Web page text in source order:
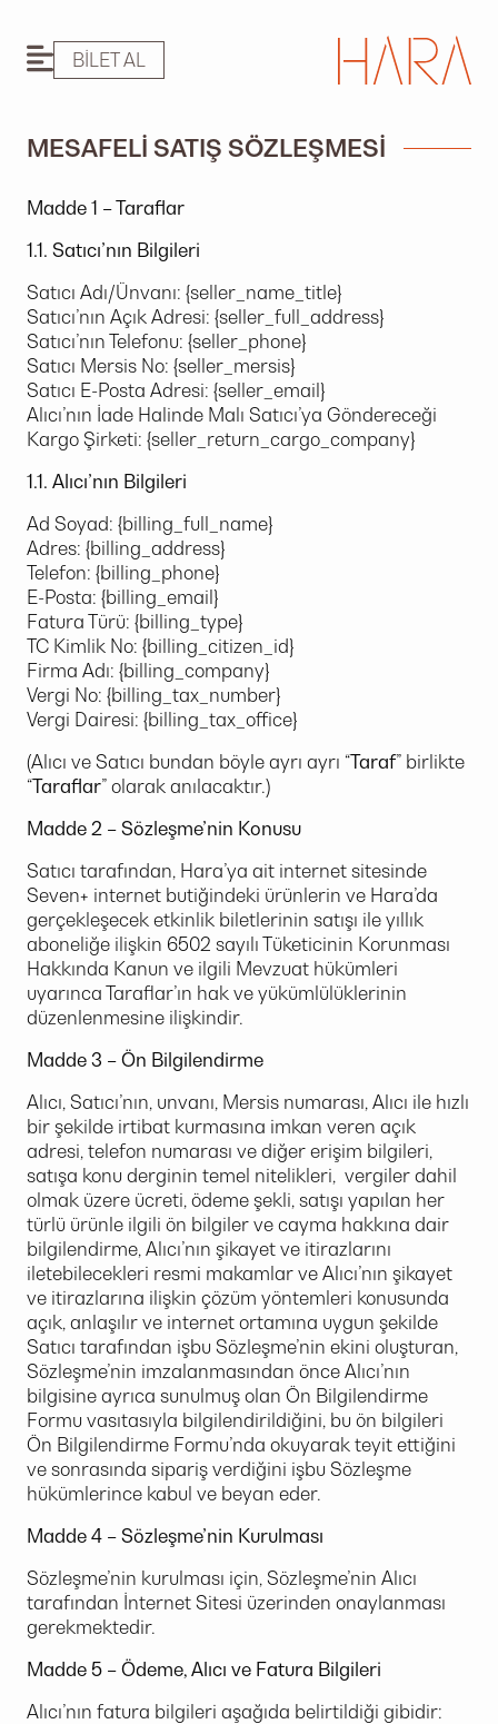
BILET AL
MESAFELI SATIŞ SÖZLEŞMESI
Madde 1 – Taraflar
1.1. Satıcı’nın Bilgileri
Satıcı Adı/Ünvanı: {seller_name_title}
Satıcı’nın Açık Adresi: {seller_full_address}
Satıcı’nın Telefonu: {seller_phone}
Satıcı Mersis No: {seller_mersis}
Satıcı E-Posta Adresi: {seller_email}
Alıcı’nın İade Halinde Malı Satıcı’ya Göndereceği
Kargo Şirketi: {seller_return_cargo_company}
1.1. Alıcı’nın Bilgileri
Ad Soyad: {billing_full_name}
Adres: {billing_address}
Telefon: {billing_phone}
E-Posta: {billing_email}
Fatura Türü: {billing_type}
TC Kimlik No: {billing_citizen_id}
Firma Adı: {billing_company}
Vergi No: {billing_tax_number}
Vergi Dairesi: {billing_tax_office}
(Alıcı ve Satıcı bundan böyle ayrı ayrı “Taraf” birlikte
“Taraflar” olarak anılacaktır.)
Madde 2 – Sözleşme’nin Konusu
Satıcı tarafından, Hara’ya ait internet sitesinde
Seven+ internet butiğindeki ürünlerin ve Hara’da
gerçekleşecek etkinlik biletlerinin satışı ile yıllık
aboneliğe ilişkin 6502 sayılı Tüketicinin Korunması
Hakkında Kanun ve ilgili Mevzuat hükümleri
uyarınca Taraflar’ın hak ve yükümlülüklerinin
düzenlenmesine ilişkindir.
Madde 3 – Ön Bilgilendirme
Alıcı, Satıcı’nın, unvanı, Mersis numarası, Alıcı ile hızlı
bir şekilde irtibat kurmasına imkan veren açık
adresi, telefon numarası ve diğer erişim bilgileri,
satışa konu derginin temel nitelikleri, vergiler dahil
olmak üzere ücreti, ödeme şekli, satışı yapılan her
türlü ürünle ilgili ön bilgiler ve cayma hakkına dair
bilgilendirme, Alıcı’nın şikayet ve itirazlarını
iletebilecekleri resmi makamlar ve Alıcı’nın şikayet
ve itirazlarına ilişkin çözüm yöntemleri konusunda
açık, anlaşılır ve internet ortamına uygun şekilde
Satıcı tarafından işbu Sözleşme’nin ekini oluşturan,
Sözleşme’nin imzalanmasından önce Alıcı’nın
bilgisine ayrıca sunulmuş olan Ön Bilgilendirme
Formu vasıtasıyla bilgilendirildiğini, bu ön bilgileri
Ön Bilgilendirme Formu’nda okuyarak teyit ettiğini
ve sonrasında sipariş verdiğini işbu Sözleşme
hükümlerince kabul ve beyan eder.
Madde 4 – Sözleşme’nin Kurulması
Sözleşme’nin kurulması için, Sözleşme’nin Alıcı
tarafından İnternet Sitesi üzerinden onaylanması
gerekmektedir.
Madde 5 – Ödeme, Alıcı ve Fatura Bilgileri
Alıcı’nın fatura bilgileri aşağıda belirtildiği gibidir: